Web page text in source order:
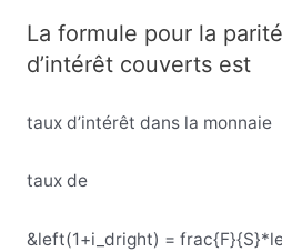
La formule pour la
d’intérêt couverts est
taux d’intérêt dans la monnaie
taux de
&left(1+i_dright) =